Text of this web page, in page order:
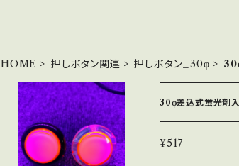
HOME 押しボタン関連 押しボタン_30φ
30φ差込式蛍光剤入
¥517